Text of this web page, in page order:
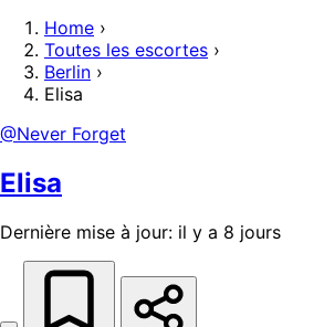
Home ›
Toutes les escortes ›
Berlin ›
Elisa
@Never Forget
Elisa
Dernière mise à jour: il y a 8 jours